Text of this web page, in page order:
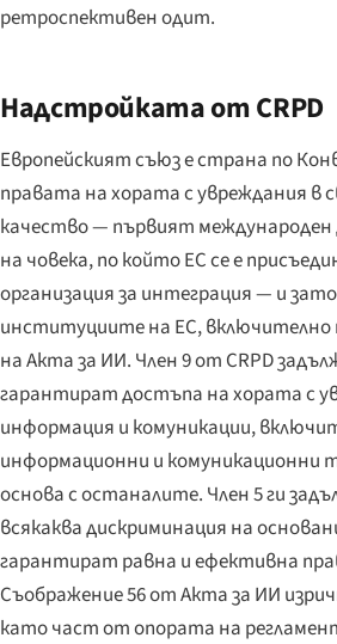
ретроспективен одит.
Надстройката от CRPD
Европейският съюз е страна по
правата на хората с увреждания в
качество — първият международен
на човека, по който ЕС се е
организация за интеграция — и
институциите на ЕС,
на Акта за ИИ. Член 9 от CRPD
гарантират достъпа на хората с
информация и комуникации,
информационни и комуникационни
основа с останалите. Член 5 ги
всякаква дискриминация на
гарантират равна и ефективна
Съображение 56 от Акта за ИИ
като част от опората на